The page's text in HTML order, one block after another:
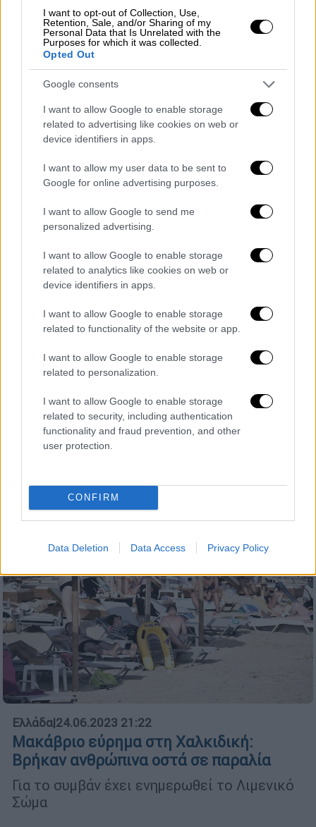
I want to opt-out of Collection, Use,
Retention, Sale, and/or Sharing of my
Personal Data that Is Unrelated with the
Purposes for which it was collected.
Opted Out
Google consents
I want to allow Google to enable storage
related to advertising like cookies on web or
device identifiers in apps.
I want to allow my user data to be sent to
Google for online advertising purposes.
I want to allow Google to send me
personalized advertising.
I want to allow Google to enable storage
related to analytics like cookies on web or
device identifiers in apps.
I want to allow Google to enable storage
related to functionality of the website or app.
I want to allow Google to enable storage
related to personalization.
I want to allow Google to enable storage
related to security, including authentication
functionality and fraud prevention, and other
user protection.
CONFIRM
Data Deletion Data Access Privacy Policy
Ελλάδα|12.12.2023 14:32
Συναγερμός στην Κάρυστο:
Εντοπίστηκαν ανθρώπινα οστά σε
παραλία
Στο σημείο δυνάμεις της Αστυνομίας και το
Λιμενικού
26.07.2023 21:50
Μακάβριο εύρημα στα Κύθηρα:
Εντόπισαν 45 ανθρώπινα οστά στη
θάλασσα
Ελλάδα|24.06.2023 21:22
Μακάβριο εύρημα στη Χαλκιδική:
Βρήκαν ανθρώπινα οστά σε παραλία
Για το συμβάν έχει ενημερωθεί το Λιμενικό
Σώμα